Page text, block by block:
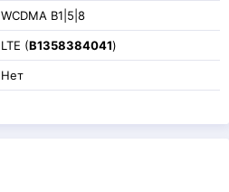
WCDMA B1|5|8
LTE (B1358384041)
Нет